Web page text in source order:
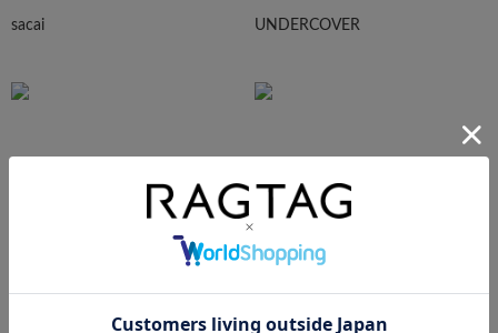
sacai UNDERCOVER
Needles